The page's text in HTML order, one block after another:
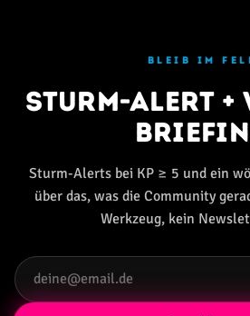
BLEIB IM
Sturm-Alert +
Sturm-Alerts bei KP ≥ 5 und ein
über das, was die Community
Werkzeug, kein